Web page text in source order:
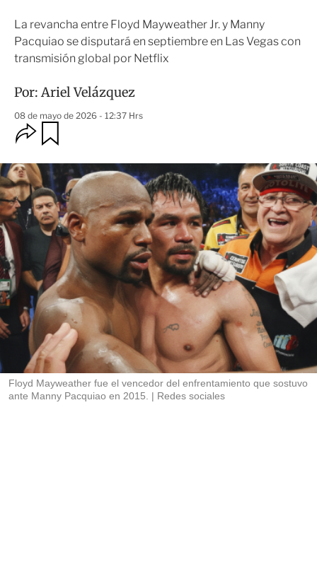
La revancha entre Floyd Mayweather Jr. y Manny
Pacquiao se disputará en septiembre en Las Vegas con
transmisión global por Netflix
Por:Ariel Velázquez
08 de mayo de 2026 - 12:37 Hrs
O
p
i
o
n
e
s
d
m
p
a
t
i
r
d
a
r
Floyd Mayweather fue el vencedor del enfrentamiento que sostuvo
ante Manny Pacquiao en 2015.
Redes sociales